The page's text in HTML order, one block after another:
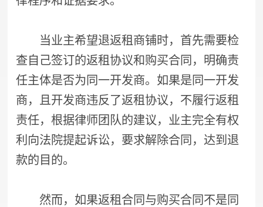
当业主希望退返租商铺时，首先需要检
查自己签订的返租协议和购买合同，明确责
任主体是否为同一开发商。如果是同一开发
商，且开发商违反了返租协议，不履行返租
责任，根据律师团队的建议，业主完全有权
利向法院提起诉讼，要求解除合同，达到退
款的目的。
然而，如果返租合同与购买合同不是同